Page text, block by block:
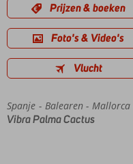
Prijzen & boeken
Foto's & Video's
Vlucht
Home
Spanje Balearen Mallorca
Vibra Palma Cactus